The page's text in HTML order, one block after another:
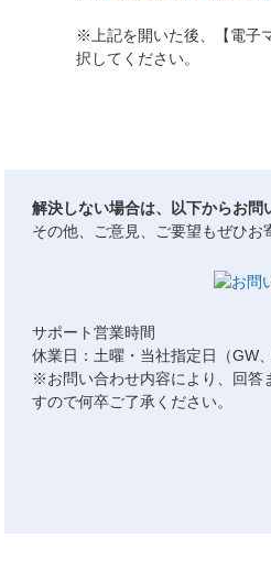
※上記を開いた後、【電子
択してください。
解決しない場合は、以下からお問
その他、ご意見、ご要望もぜひお
サポート営業時間
休業日：土曜・当社指定日（GW
※お問い合わせ内容により、回答
すので何卒ご了承ください。